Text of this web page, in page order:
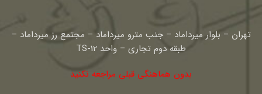
تهران – بلوار میرداماد – جنب مترو میرداماد – مجتمع رز میرداماد –
طبقه دوم تجاری – واحد TS-12
بدون هماهنگی قبلی مراجعه نکنید